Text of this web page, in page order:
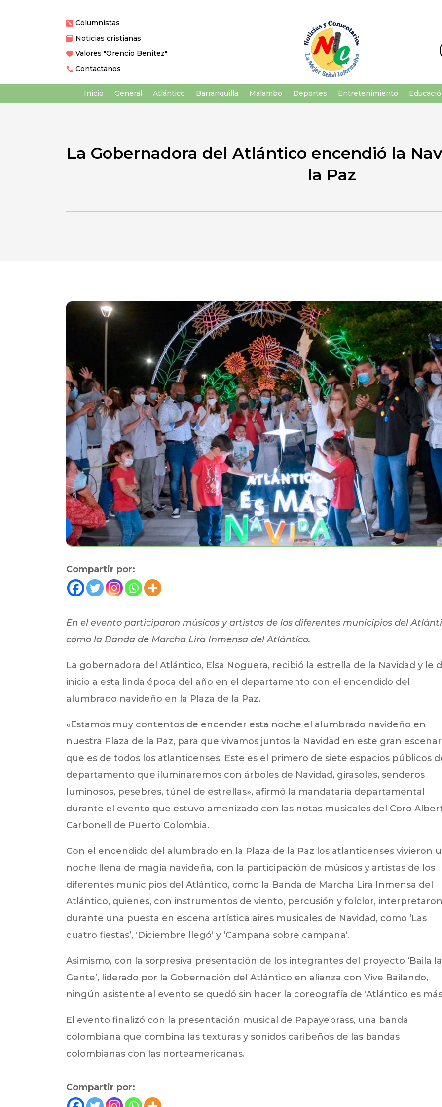
 Columnistas
 Noticias cristianas
 Valores "Orencio Benitez"
 Contactanos
Inicio General Atlántico Barranquilla Malambo Deportes Entretenimiento
La Gobernadora del Atlántico encendió la
la Paz
Compartir por:
En el evento participaron músicos y artistas de los diferentes municipios del
como la Banda de Marcha Lira Inmensa del Atlántico.
La gobernadora del Atlántico, Elsa Noguera, recibió la estrella de la Navidad y le
inicio a esta linda época del año en el departamento con el encendido del
alumbrado navideño en la Plaza de la Paz.
«Estamos muy contentos de encender esta noche el alumbrado navideño en
nuestra Plaza de la Paz, para que vivamos juntos la Navidad en este gran
que es de todos los atlanticenses. Este es el primero de siete espacios públicos
departamento que iluminaremos con árboles de Navidad, girasoles, senderos
luminosos, pesebres, túnel de estrellas», afirmó la mandataria departamental
durante el evento que estuvo amenizado con las notas musicales del Coro
Carbonell de Puerto Colombia.
Con el encendido del alumbrado en la Plaza de la Paz los atlanticenses vivieron
noche llena de magia navideña, con la participación de músicos y artistas de los
diferentes municipios del Atlántico, como la Banda de Marcha Lira Inmensa del
Atlántico, quienes, con instrumentos de viento, percusión y folclor,
durante una puesta en escena artística aires musicales de Navidad, como ‘Las
cuatro fiestas’, ‘Diciembre llegó’ y ‘Campana sobre campana’.
Asimismo, con la sorpresiva presentación de los integrantes del proyecto ‘Baila la
Gente’, liderado por la Gobernación del Atlántico en alianza con Vive Bailando,
ningún asistente al evento se quedó sin hacer la coreografía de ‘Atlántico es
El evento finalizó con la presentación musical de Papayebrass, una banda
colombiana que combina las texturas y sonidos caribeños de las bandas
colombianas con las norteamericanas.
Compartir por: